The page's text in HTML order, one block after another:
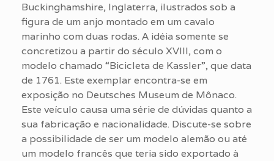
Buckinghamshire, Inglaterra, ilustrados sob a
figura de um anjo montado em um cavalo
marinho com duas rodas. A idéia somente se
concretizou a partir do século XVIII, com o
modelo chamado “Bicicleta de Kassler”, que data
de 1761. Este exemplar encontra-se em
exposição no Deutsches Museum de Mônaco.
Este veículo causa uma série de dúvidas quanto a
sua fabricação e nacionalidade. Discute-se sobre
a possibilidade de ser um modelo alemão ou até
um modelo francês que teria sido exportado à